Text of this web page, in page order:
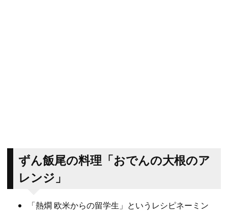
ずん飯尾の料理「おでんの大根のア
レンジ」
「熱燗 欧米からの留学生」というレシピネーミン